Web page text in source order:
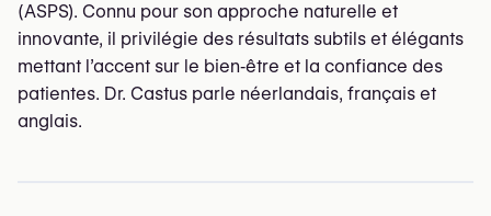
(ASPS). Connu pour son approche naturelle et
innovante, il privilégie des résultats subtils et élégants
mettant l’accent sur le bien‑être et la confiance des
patientes. Dr. Castus parle néerlandais, français et
anglais.